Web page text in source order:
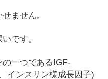
ません。
です。
一つであるIGF-
インスリン様成長因子)